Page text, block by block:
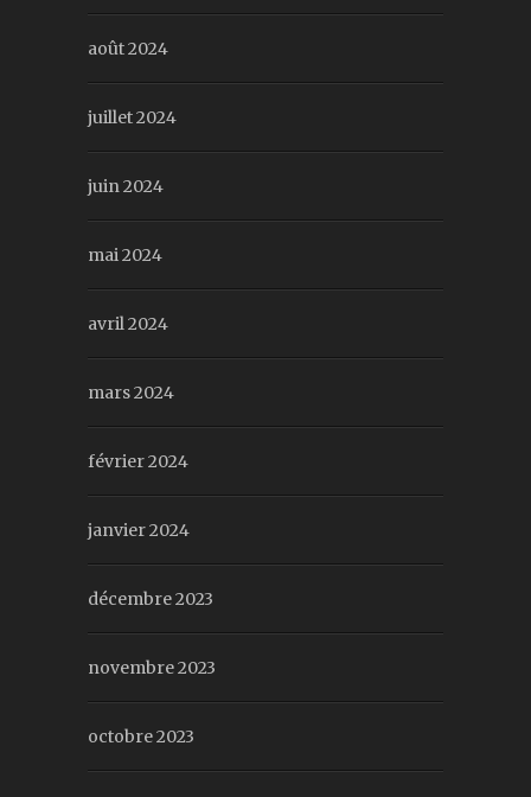
août 2024
juillet 2024
juin 2024
mai 2024
avril 2024
mars 2024
février 2024
janvier 2024
décembre 2023
novembre 2023
octobre 2023